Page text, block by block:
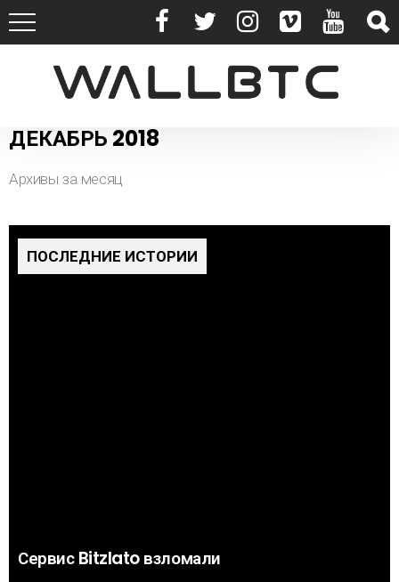
ДЕКАБРЬ 2018
Архивы за месяц
ПОСЛЕДНИЕ ИСТОРИИ
Сервис Bitzlato взломали